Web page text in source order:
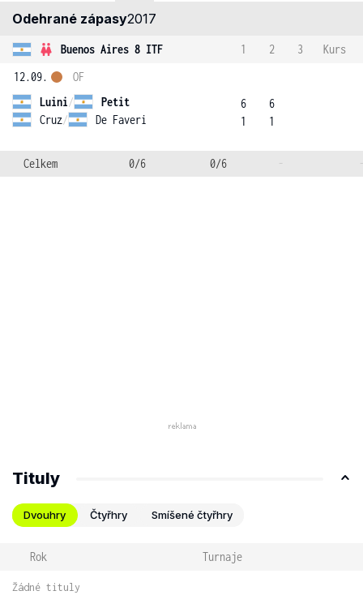
Odehrané zápasy2017
Buenos Aires 8 ITF 1 2 3
Kurs
12.09.
Luini/
Petit
Cruz/ De Faveri
OF
6
1
6
1
Celkem 0/6 0/6 -
Tituly
Dvouhry Čtyřhry Smíšené čtyřhry
Rok Turnaje
Žádné tituly